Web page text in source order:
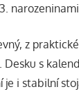
z
s
i stabilní